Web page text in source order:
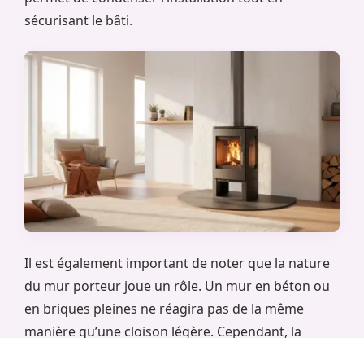
sécurisant le bâti.
Il est également important de noter que la nature
du mur porteur joue un rôle. Un mur en béton ou
en briques pleines ne réagira pas de la même
manière qu’une cloison légère. Cependant, la